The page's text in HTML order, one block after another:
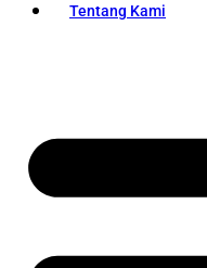
Tentang Kami